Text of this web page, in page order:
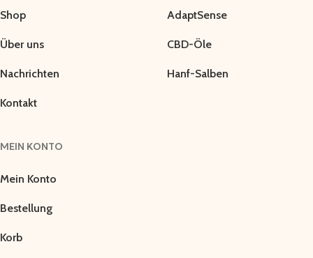
Shop
Über uns
Nachrichten
Kontakt
AdaptSense
CBD-Öle
Hanf-Salben
MEIN KONTO
Mein Konto
Bestellung
Korb